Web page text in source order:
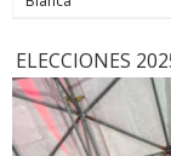
ELECCIONES